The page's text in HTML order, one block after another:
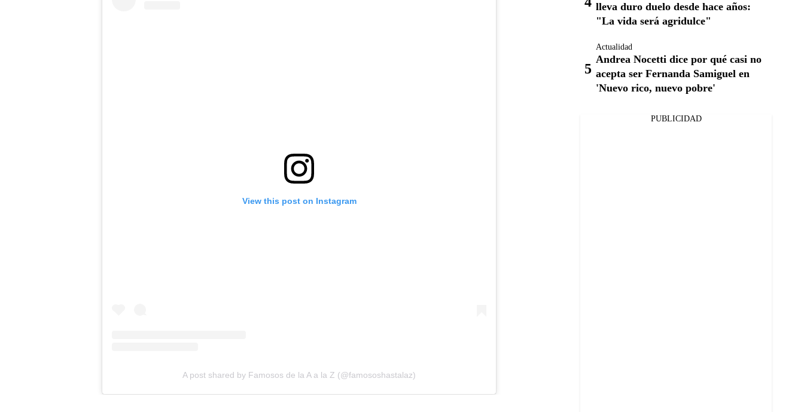
View this post on Instagram
A post shared by Famosos de la A a la Z (@famososhastalaz)
lleva duro duelo desde hace años:
"La vida será agridulce"
Actualidad
Andrea Nocetti dice por qué casi no
acepta ser Fernanda Samiguel en
'Nuevo rico, nuevo pobre'
PUBLICIDAD